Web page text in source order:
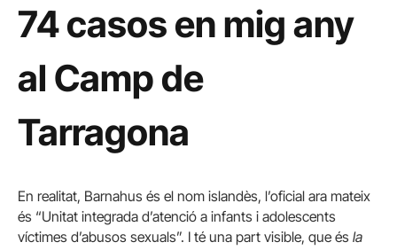
74 casos en mig any
al Camp de
Tarragona
En realitat, Barnahus és el nom islandès, l’oficial ara mateix
és “Unitat integrada d’atenció a infants i adolescents
víctimes d’abusos sexuals”. I té una part visible, que és la